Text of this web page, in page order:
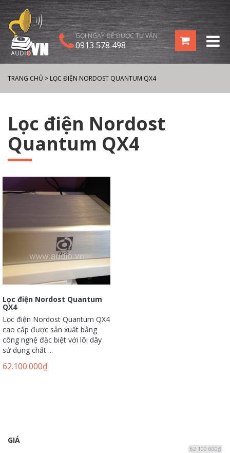
GỌI NGAY ĐỂ ĐƯỢC TƯ VẤN
0913 578 498
TRANG CHỦ > LỌC ĐIỆN NORDOST QUANTUM QX4
Lọc điện Nordost
Quantum QX4
Lọc điện Nordost Quantum
QX4
Lọc điện Nordost Quantum QX4
cao cấp được sản xuất bằng
công nghệ đặc biệt với lõi dây
sử dụng chất ...
62.100.000₫
GIÁ
62 100 000₫